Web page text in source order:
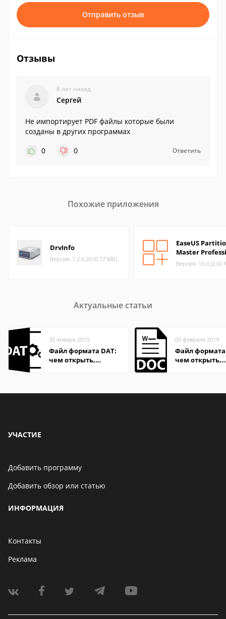
Отправить отзыв
Отзывы
8 лет назад
Сергей
Не импортирует PDF файлы которые были
созданы в других программах
0
0 Ответить
Похожие приложения
DrvInfo
Версия: 1.2.0.20 (0.77 МБ)
EaseUS
Master
Версия: 16.0 (2.02
Актуальные статьи
30 января 2019
Файл формата DAT:
чем открыть,
05 февраля 2019
Файл формата
чем открыть,
УЧАСТИЕ
Добавить программу
Добавить обзор или статью
ИНФОРМАЦИЯ
Контакты
Реклама